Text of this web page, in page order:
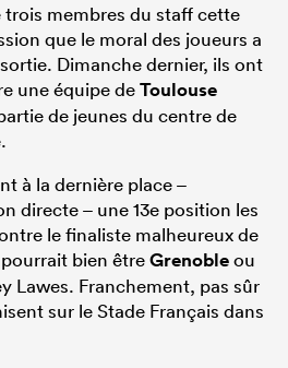
trois membres du staff cette
que le moral des joueurs a
Dimanche dernier, ils ont
une équipe deToulouse
de jeunes du centre de
à la dernière place –
directe – une 13e position les
le finaliste malheureux de
bien êtreGrenobleou
Lawes. Franchement, pas sûr
sur le Stade Français dans